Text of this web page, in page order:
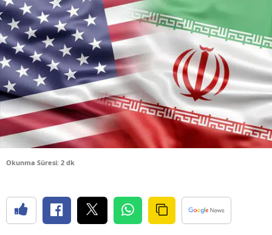
Çorum
Denizli
Diyarbakır
Edirne
Elazığ
Okunma Süresi: 2 dk